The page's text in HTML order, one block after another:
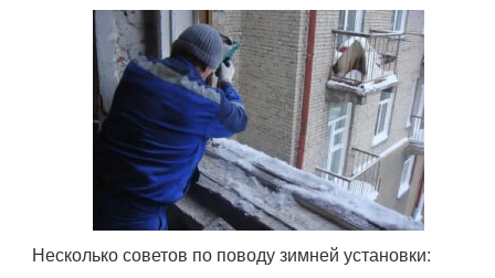
Несколько советов по поводу зимней установки: